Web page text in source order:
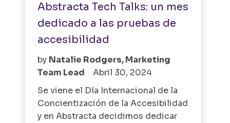
Abstracta Tech Talks: un mes
dedicado a las pruebas de
accesibilidad
by Natalie Rodgers, Marketing
Team Lead
Abril 30, 2024
Se viene el Día Internacional de la
Concientización de la Accesibilidad
y en Abstracta decidimos dedicar